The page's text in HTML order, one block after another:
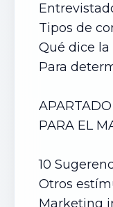
Tipos de
Qué dice la
Para
APARTADO
PARA EL
10
Otros
Marketing